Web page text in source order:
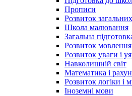
Прописи
Розвиток
Школа малювання
Загальна
Розвиток
Розвиток уваги і
Навколишній світ
Математика і
Розвиток логіки і
Іноземні мови